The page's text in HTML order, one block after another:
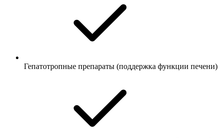
Гепатотропные препараты (поддержка функции печени)